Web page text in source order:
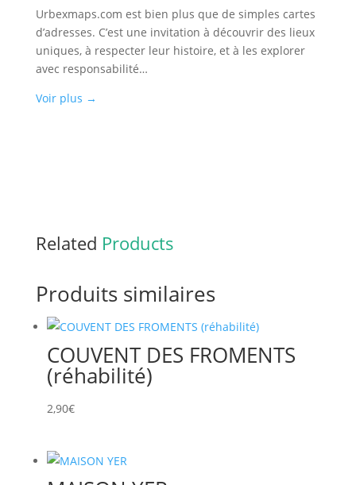
Urbexmaps.com est bien plus que de simples cartes
d’adresses. C’est une invitation à découvrir des lieux
uniques, à respecter leur histoire, et à les explorer
avec responsabilité…
Voir plus →
Related Products
Produits similaires
COUVENT DES FROMENTS
(réhabilité)
2,90€